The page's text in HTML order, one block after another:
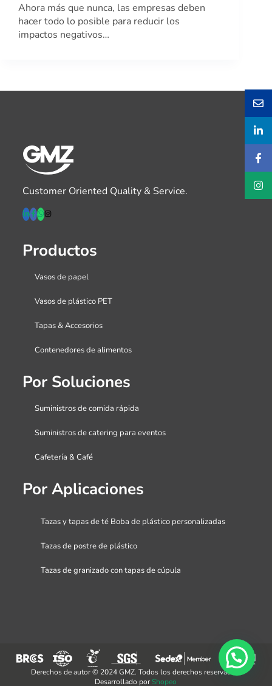
Ahora más que nunca, las empresas deben
hacer todo lo posible para reducir los
impactos negativos…
Customer Oriented Quality & Service.
Productos
Vasos de papel
Vasos de plástico PET
Tapas & Accesorios
Contenedores de alimentos
Por Soluciones
Suministros de comida rápida
Suministros de catering para eventos
Cafetería & Café
Por Aplicaciones
Tazas y tapas de té Boba de plástico personalizadas
Tazas de postre de plástico
Tazas de granizado con tapas de cúpula
Derechos de autor © 2024 GMZ. Todos los derechos reservados.
Desarrollado por Shopeo